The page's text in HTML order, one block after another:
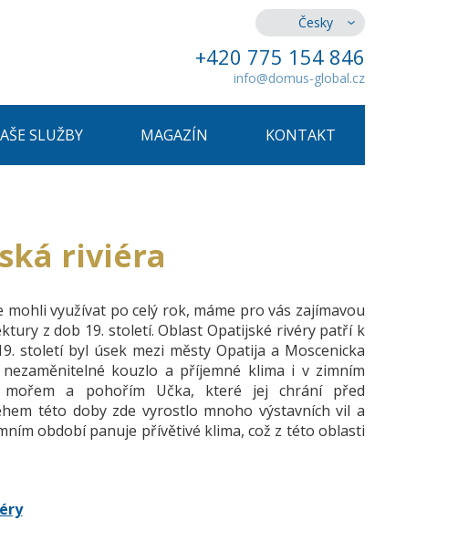
Česky
+420 775 154 846
info@domus-global.cz
SLUŽBY MAGAZÍN KONTAKT
riviéra
využívat po celý rok, máme pro vás zajímavou
z dob 19. století. Oblast Opatijské rivéry patří k
století byl úsek mezi městy Opatija a Moscenicka
kouzlo a příjemné klima i v zimním
a pohořím Učka, které jej chrání před
této doby zde vyrostlo mnoho výstavních vil a
období panuje přívětivé klima, což z této oblasti